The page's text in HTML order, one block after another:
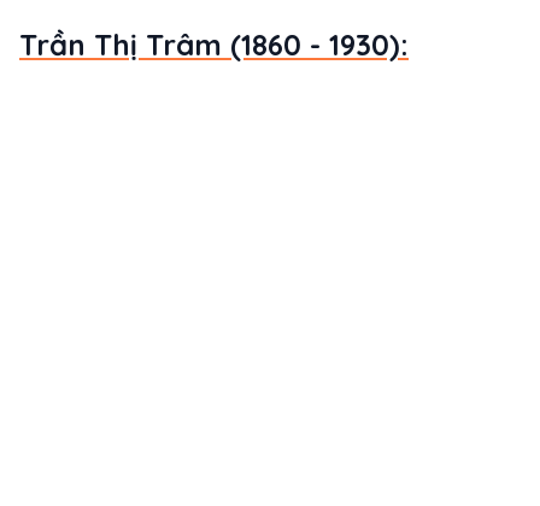
Trần Thị Trâm (1860 - 1930):